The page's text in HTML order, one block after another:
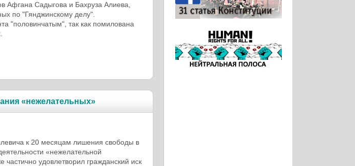
Афгана Садыгова и Бахруза Алиева,
по "Гянджинскому делу".
"половинчатым", так как помилована
«нежелательных»
к 20 месяцам лишения свободы в
«нежелательной
частично удовлетворил гражданский иск